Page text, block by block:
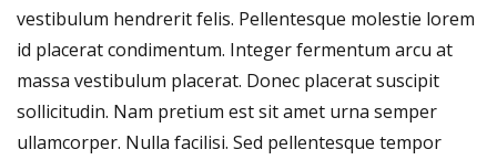
vestibulum hendrerit felis. Pellentesque molestie lorem
id placerat condimentum. Integer fermentum arcu at
massa vestibulum placerat. Donec placerat suscipit
sollicitudin. Nam pretium est sit amet urna semper
ullamcorper. Nulla facilisi. Sed pellentesque tempor